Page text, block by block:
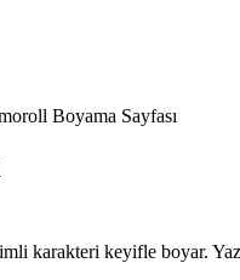
Boyama Sayfası